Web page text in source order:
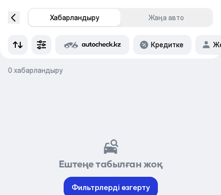
Хабарландыру Жаңа авто
Кредитке
0 хабарландыру
Ештеңе табылған жоқ
Фильтрлерді өзгерту